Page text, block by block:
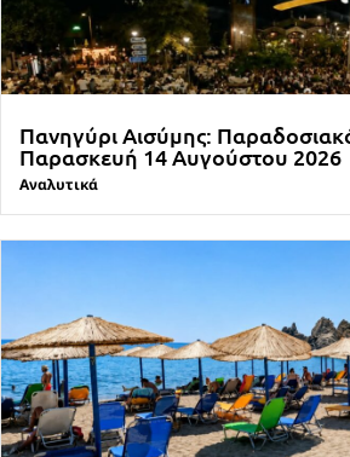
Πανηγύρι Αισύμης:
Παρασκευή 14 Αυγούστου 2026
Αναλυτικά